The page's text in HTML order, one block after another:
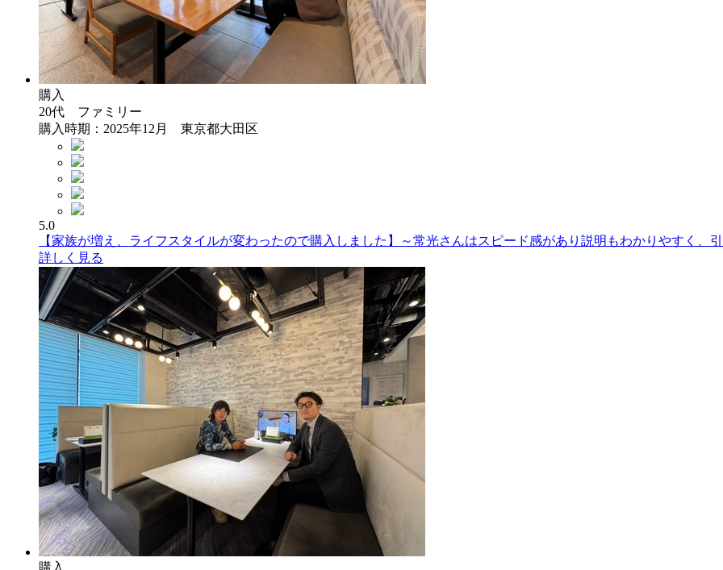
購入
20代 ファミリー
購入時期：2025年12月 東京都大田区
5.0
【家族が増え、ライフスタイルが変わったので購入しました】～常光さんはスピード感があり説明もわかりやすく、
詳しく見る